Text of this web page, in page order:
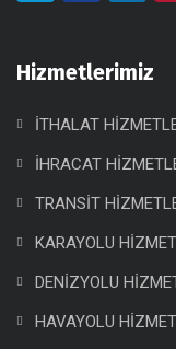
Hizmetlerimiz
İTHALAT
İHRACAT
TRANSİT
KARAYOLU
DENİZYOLU
HAVAYOLU